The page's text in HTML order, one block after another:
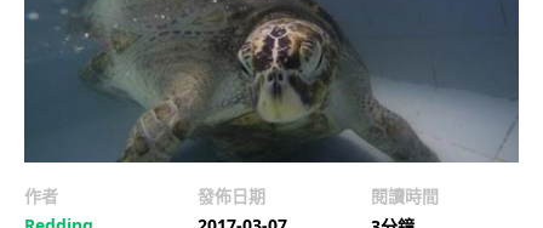
作者
發佈日期
閱讀時間